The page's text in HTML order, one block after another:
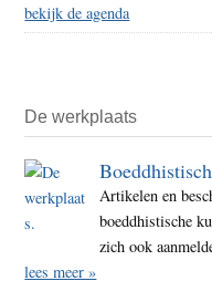
bekijk de agenda
De werkplaats
Artikelen en
boeddhistische
zich ook
lees meer »